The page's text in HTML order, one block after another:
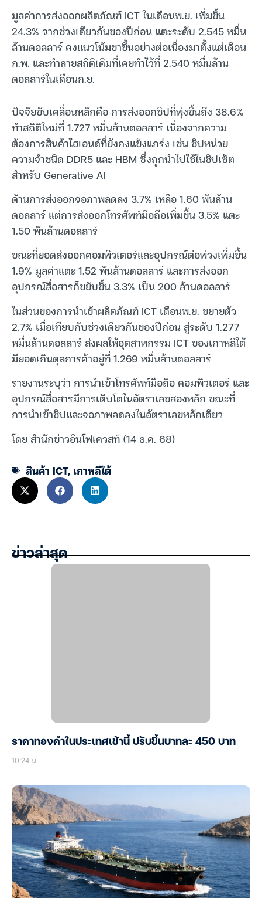
มูลค่าการส่งออกผลิตภัณฑ์ ICT ในเดือนพ.ย. เพิ่มขึ้น
24.3% จากช่วงเดียวกันของปีก่อน แตะระดับ 2.545 หมื่น
ล้านดอลลาร์ คงแนวโน้มขาขึ้นอย่างต่อเนื่องมาตั้งแต่เดือน
ก.พ. และทำลายสถิติเดิมที่เคยทำไว้ที่ 2.540 หมื่นล้าน
ดอลลาร์ในเดือนก.ย.
ปัจจัยขับเคลื่อนหลักคือ การส่งออกชิปที่พุ่งขึ้นถึง 38.6%
ทำสถิติใหม่ที่ 1.727 หมื่นล้านดอลลาร์ เนื่องจากความ
ต้องการสินค้าไฮเอนด์ที่ยังคงแข็งแกร่ง เช่น ชิปหน่วย
ความจำชนิด DDR5 และ HBM ซึ่งถูกนำไปใช้ในชิปเซ็ต
สำหรับ Generative AI
ด้านการส่งออกจอภาพลดลง 3.7% เหลือ 1.60 พันล้าน
ดอลลาร์ แต่การส่งออกโทรศัพท์มือถือเพิ่มขึ้น 3.5% แตะ
1.50 พันล้านดอลลาร์
ขณะที่ยอดส่งออกคอมพิวเตอร์และอุปกรณ์ต่อพ่วงเพิ่มขึ้น
1.9% มูลค่าแตะ 1.52 พันล้านดอลลาร์ และการส่งออก
อุปกรณ์สื่อสารก็ขยับขึ้น 3.3% เป็น 200 ล้านดอลลาร์
ในส่วนของการนำเข้าผลิตภัณฑ์ ICT เดือนพ.ย. ขยายตัว
2.7% เมื่อเทียบกับช่วงเดียวกันของปีก่อน สู่ระดับ 1.277
หมื่นล้านดอลลาร์ ส่งผลให้อุตสาหกรรม ICT ของเกาหลีใต้
มียอดเกินดุลการค้าอยู่ที่ 1.269 หมื่นล้านดอลลาร์
รายงานระบุว่า การนำเข้าโทรศัพท์มือถือ คอมพิวเตอร์ และ
อุปกรณ์สื่อสารมีการเติบโตในอัตราเลขสองหลัก ขณะที่
การนำเข้าชิปและจอภาพลดลงในอัตราเลขหลักเดียว
โดย สำนักข่าวอินโฟเควสท์ (14 ธ.ค. 68)
สินค้า ICT, เกาหลีใต้
ข่าวล่าสุด
ราคาทองคำในประเทศเช้านี้ ปรับขึ้นบาทละ 450 บาท
10:24 น.